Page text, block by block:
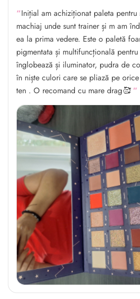
Inițial am achiziționat paleta pentru
machiaj unde sunt trainer și m am
ea la prima vedere. Este o paletă
pigmentata și multifuncțională pentru
înglobează și iluminator, pudra de
în niște culori care se pliază pe
ten . O recomand cu mare drag🥰